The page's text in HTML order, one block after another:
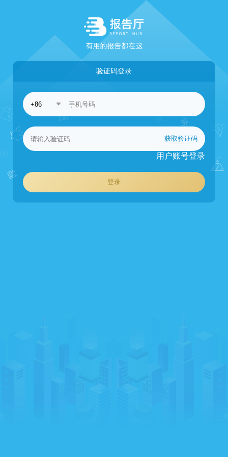
验证码登录
获取验证码
用户账号登录
登录